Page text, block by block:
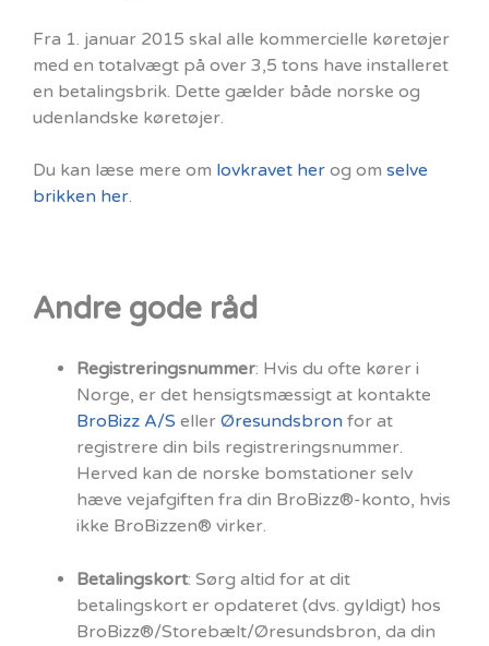
Fra 1. januar 2015 skal alle kommercielle køretøjer
med en totalvægt på over 3,5 tons have installeret
en betalingsbrik. Dette gælder både norske og
udenlandske køretøjer.
Du kan læse mere om lovkravet her og om selve
brikken her.
Andre gode råd
Registreringsnummer: Hvis du ofte kører i
Norge, er det hensigtsmæssigt at kontakte
BroBizz A/S eller Øresundsbron for at
registrere din bils registreringsnummer.
Herved kan de norske bomstationer selv
hæve vejafgiften fra din BroBizz®-konto, hvis
ikke BroBizzen® virker.
Betalingskort: Sørg altid for at dit
betalingskort er opdateret (dvs. gyldigt) hos
BroBizz®/Storebælt/Øresundsbron, da din